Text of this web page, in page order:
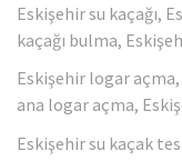
Eskişehir su kaçağı,
kaçağı bulma,
Eskişehir logar
ana logar açma,
Eskişehir su kaçak